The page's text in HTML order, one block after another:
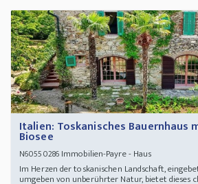
Italien: Toskanisches Bauernhaus
Biosee
N60550286Immobilien-Payre - Haus
Im Herzen der toskanischen Landschaft,
umgeben von unberührter Natur, bietet dieses